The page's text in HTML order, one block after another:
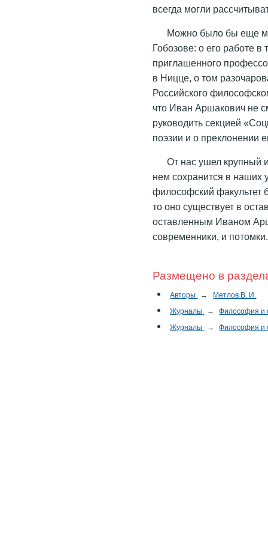
всегда могли
Можно было бы еще
Гобозове: о его работе в
приглашенного
в Ницце, о том
Российского
что Иван Аршакович не
руководить секцией
поэзии и о преклонении
От нас ушел крупный
нем сохранится в наших
философский факультет
то оно существует в
оставленным Иваном
современники, и потомки.
Размещено в
Авторы →
Метлов В. И.
Журналы
→
Философия и
Журналы
→ Философия и